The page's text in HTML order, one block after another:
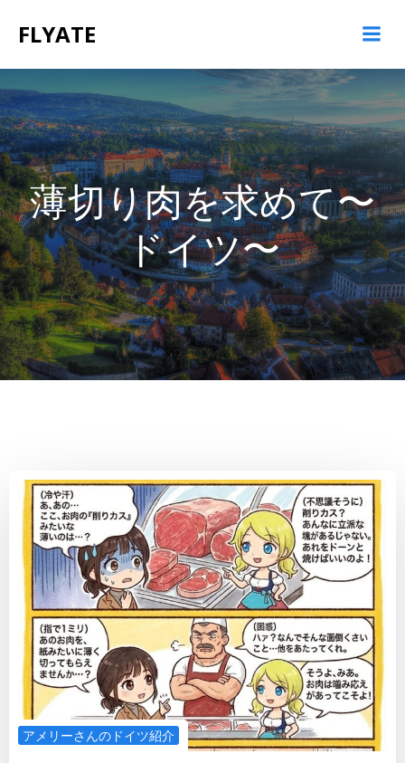
ン
ツ
へ
ス
キ
ッ
プ
FLYATE
薄切り肉を求めて〜
ドイツ〜
アメリーさんのドイツ紹介